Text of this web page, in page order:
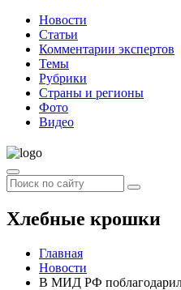
Новости
Статьи
Комментарии экспертов
Темы
Рубрики
Страны и регионы
Фото
Видео
Хлебные крошки
Главная
Новости
В МИД РФ поблагодарили